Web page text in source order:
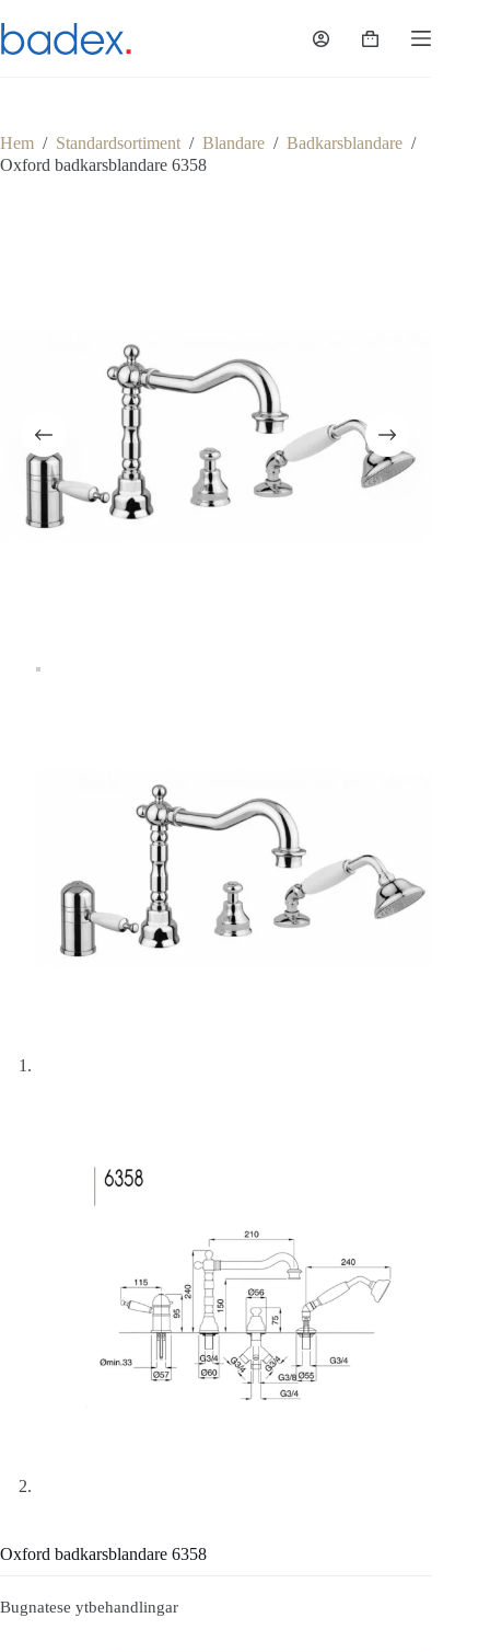
till
innehåll
Varukorg
Hem / Standardsortiment / Blandare / Badkarsblandare /
Oxford badkarsblandare 6358
Oxford badkarsblandare 6358
Bugnatese ytbehandlingar